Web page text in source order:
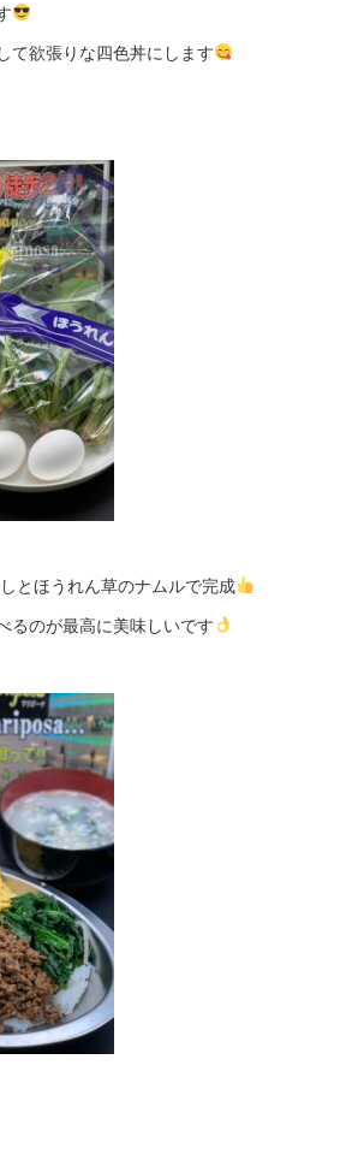
て欲張りな四色丼にします
とほうれん草のナムルで完成
るのが最高に美味しいです